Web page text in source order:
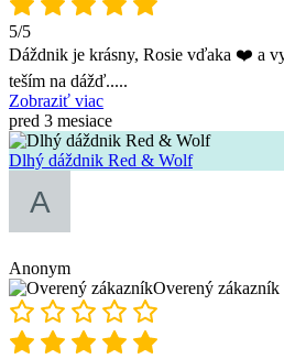
5/5
Dáždnik je krásny, Rosie vďaka ❤️ a
teším na dážď.....
Zobraziť viac
pred 3 mesiace
Dlhý dáždnik Red & Wolf
Anonym
Overený zákazník